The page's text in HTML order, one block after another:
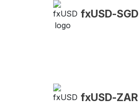
fxUSD-SGD
fxUSD-ZAR